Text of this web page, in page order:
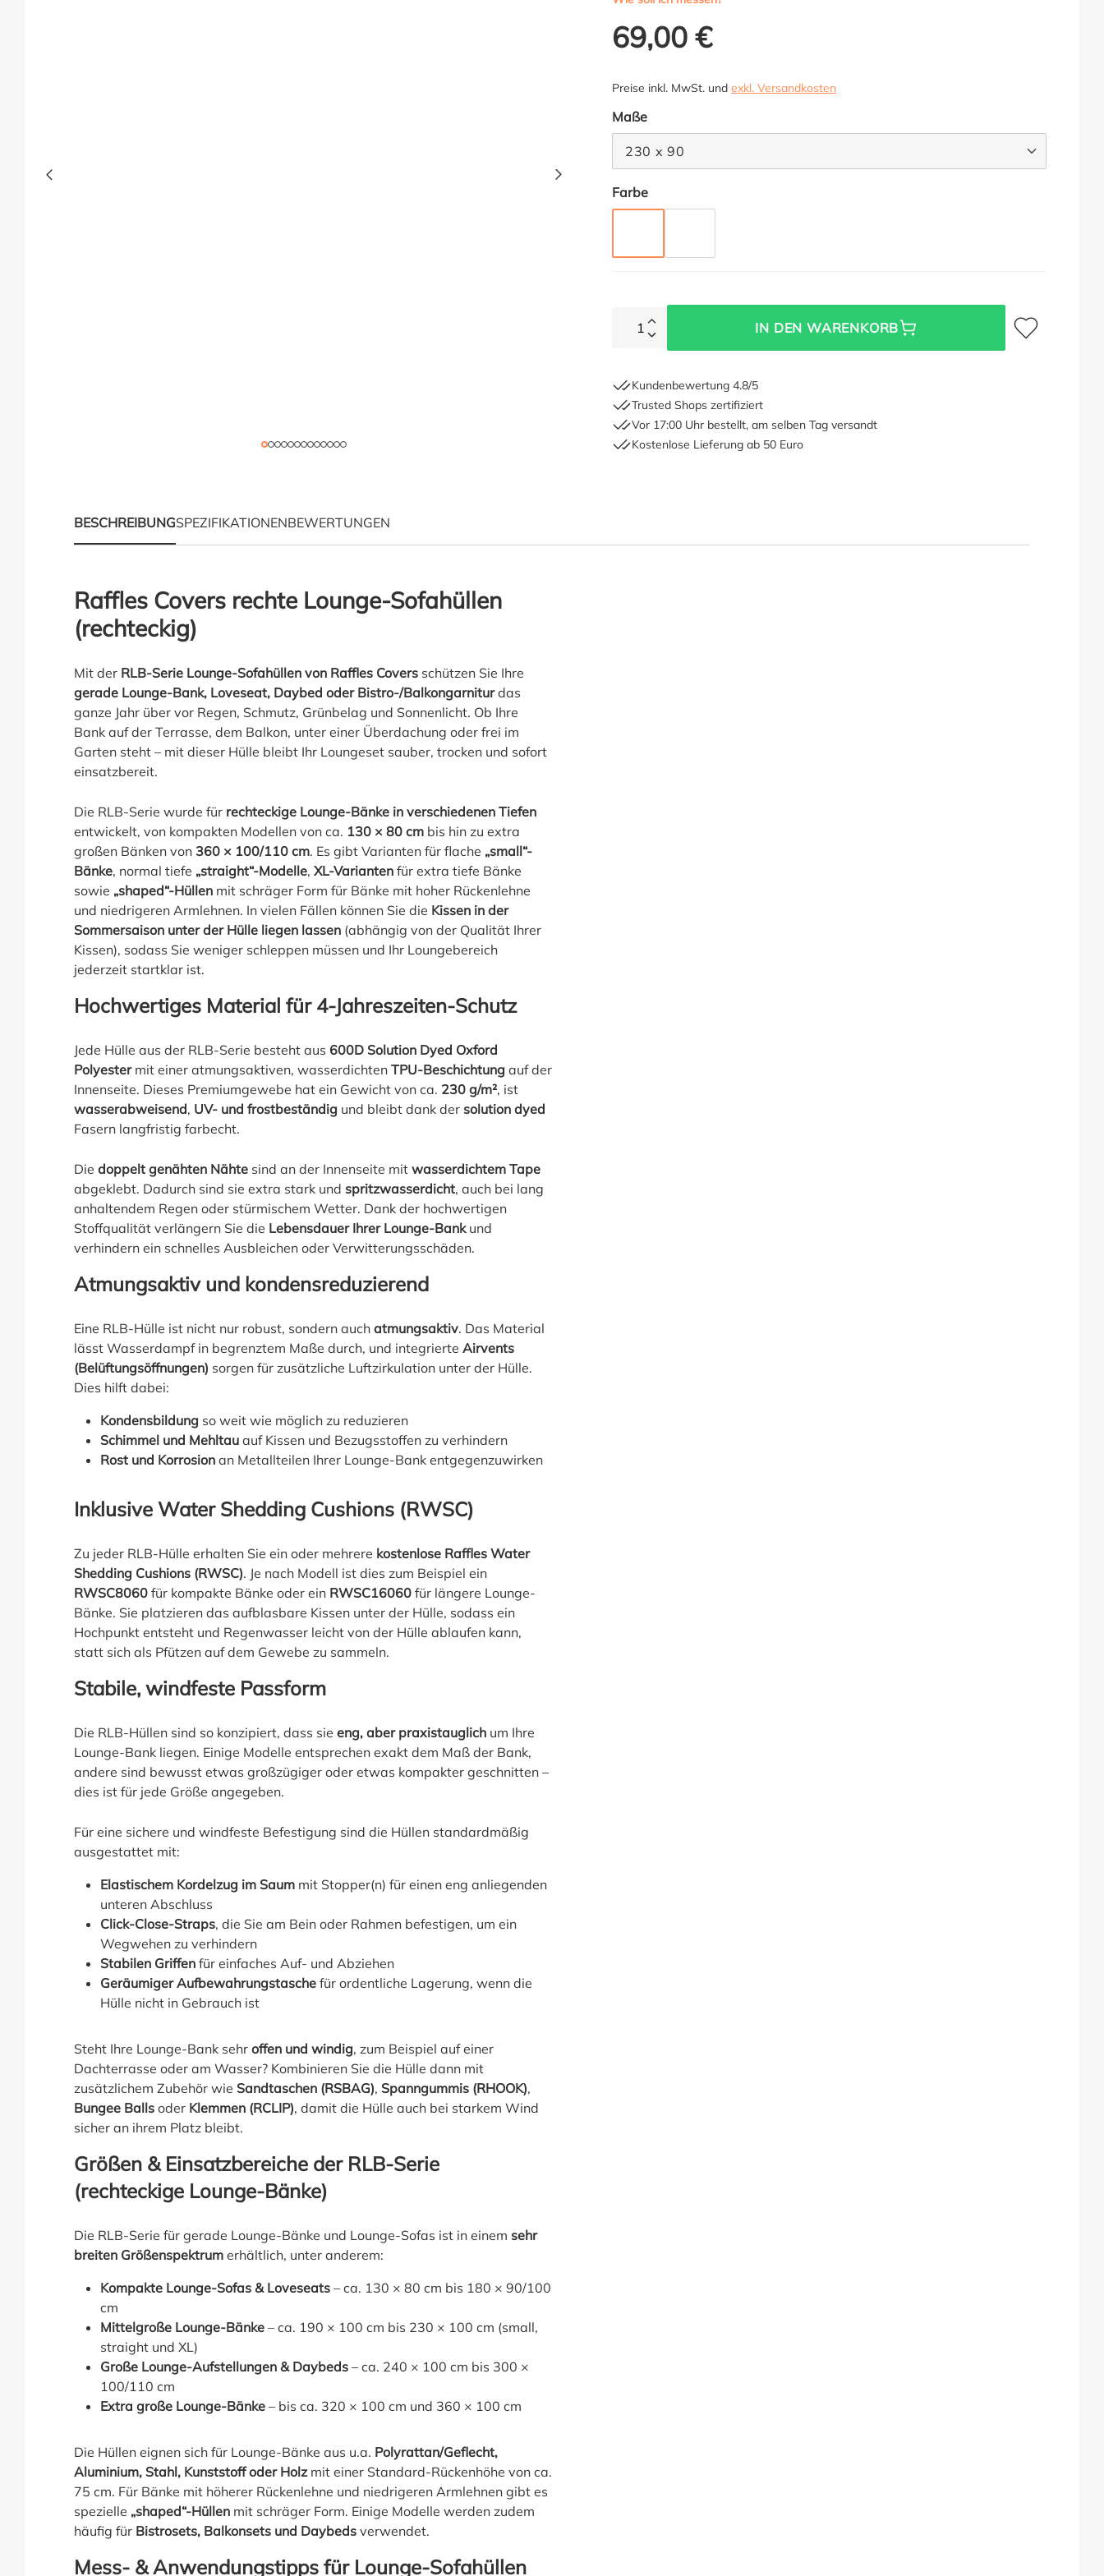
69,00 €
Preise inkl. MwSt. undexkl. Versandkosten
Maßeauswählen
230 x 90
Farbeauswählen
1 IN DEN WARENKORB
Zum Merkzettel
Kundenbewertung 4.8/5
Trusted Shops zertifiziert
Vor 17:00 Uhr bestellt, am selben Tag versandt
Kostenlose Lieferung ab 50 Euro
BESCHREIBUNGSPEZIFIKATIONENBEWERTUNGEN
Produktinformationen "Raffles Covers Schutzhülle für Loungesofa"
Raffles Covers rechte Lounge-Sofahüllen
(rechteckig)
Mit der RLB-Serie Lounge-Sofahüllen von Raffles Covers schützen Sie Ihre
gerade Lounge-Bank, Loveseat, Daybed oder Bistro-/Balkongarniturdas
ganze Jahr über vor Regen, Schmutz, Grünbelag und Sonnenlicht. Ob Ihre
Bank auf der Terrasse, dem Balkon, unter einer Überdachung oder frei im
Garten steht – mit dieser Hülle bleibt Ihr Loungeset sauber, trocken und sofort
einsatzbereit.
Die RLB-Serie wurde für rechteckige Lounge-Bänke in verschiedenen Tiefen
entwickelt, von kompakten Modellen von ca. 130 × 80 cm bis hin zu extra
großen Bänken von 360 × 100/110 cm. Es gibt Varianten für flache „small“-
Bänke, normal tiefe „straight“-Modelle, XL-Varianten für extra tiefe Bänke
sowie „shaped“-Hüllen mit schräger Form für Bänke mit hoher Rückenlehne
und niedrigeren Armlehnen. In vielen Fällen können Sie die Kissen in der
Sommersaison unter der Hülle liegen lassen (abhängig von der Qualität Ihrer
Kissen), sodass Sie weniger schleppen müssen und Ihr Loungebereich
jederzeit startklar ist.
Hochwertiges Material für 4-Jahreszeiten-Schutz
Jede Hülle aus der RLB-Serie besteht aus 600D Solution Dyed Oxford
Polyestermit einer atmungsaktiven, wasserdichten TPU-Beschichtung auf der
Innenseite. Dieses Premiumgewebe hat ein Gewicht von ca. 230 g/m², ist
wasserabweisend, UV- und frostbeständig und bleibt dank der solution dyed
Fasern langfristig farbecht.
Die doppelt genähten Nähte sind an der Innenseite mit wasserdichtem Tape
abgeklebt. Dadurch sind sie extra stark und spritzwasserdicht, auch bei lang
anhaltendem Regen oder stürmischem Wetter. Dank der hochwertigen
Stoffqualität verlängern Sie die Lebensdauer Ihrer Lounge-Bankund
verhindern ein schnelles Ausbleichen oder Verwitterungsschäden.
Atmungsaktiv und kondensreduzierend
Eine RLB-Hülle ist nicht nur robust, sondern auch atmungsaktiv. Das Material
lässt Wasserdampf in begrenztem Maße durch, und integrierte Airvents
(Belüftungsöffnungen) sorgen für zusätzliche Luftzirkulation unter der Hülle.
Dies hilft dabei:
Kondensbildung so weit wie möglich zu reduzieren
Schimmel und Mehltau auf Kissen und Bezugsstoffen zu verhindern
Rost und Korrosion an Metallteilen Ihrer Lounge-Bank entgegenzuwirken
Inklusive Water Shedding Cushions (RWSC)
Zu jeder RLB-Hülle erhalten Sie ein oder mehrere kostenlose Raffles Water
Shedding Cushions (RWSC). Je nach Modell ist dies zum Beispiel ein
RWSC8060 für kompakte Bänke oder ein RWSC16060 für längere Lounge-
Bänke. Sie platzieren das aufblasbare Kissen unter der Hülle, sodass ein
Hochpunkt entsteht und Regenwasser leicht von der Hülle ablaufen kann,
statt sich als Pfützen auf dem Gewebe zu sammeln.
Stabile, windfeste Passform
Die RLB-Hüllen sind so konzipiert, dass sie eng, aber praxistauglich um Ihre
Lounge-Bank liegen. Einige Modelle entsprechen exakt dem Maß der Bank,
andere sind bewusst etwas großzügiger oder etwas kompakter geschnitten –
dies ist für jede Größe angegeben.
Für eine sichere und windfeste Befestigung sind die Hüllen standardmäßig
ausgestattet mit:
Elastischem Kordelzug im Saum mit Stopper(n) für einen eng anliegenden
unteren Abschluss
Click-Close-Straps, die Sie am Bein oder Rahmen befestigen, um ein
Wegwehen zu verhindern
Stabilen Griffen für einfaches Auf- und Abziehen
Geräumiger Aufbewahrungstasche für ordentliche Lagerung, wenn die
Hülle nicht in Gebrauch ist
Steht Ihre Lounge-Bank sehr offen und windig, zum Beispiel auf einer
Dachterrasse oder am Wasser? Kombinieren Sie die Hülle dann mit
zusätzlichem Zubehör wie Sandtaschen (RSBAG), Spann­gummis (RHOOK),
Bungee Balls oder Klemmen (RCLIP), damit die Hülle auch bei starkem Wind
sicher an ihrem Platz bleibt.
Größen & Einsatzbereiche der RLB-Serie
(rechteckige Lounge-Bänke)
Die RLB-Serie für gerade Lounge-Bänke und Lounge-Sofas ist in einem sehr
breiten Größenspektrum erhältlich, unter anderem:
Kompakte Lounge-Sofas & Loveseats – ca. 130 × 80 cm bis 180 × 90/100
cm
Mittelgroße Lounge-Bänke – ca. 190 × 100 cm bis 230 × 100 cm (small,
straight und XL)
Große Lounge-Aufstellungen & Daybeds – ca. 240 × 100 cm bis 300 ×
100/110 cm
Extra große Lounge-Bänke – bis ca. 320 × 100 cm und 360 × 100 cm
Die Hüllen eignen sich für Lounge-Bänke aus u.a. Polyrattan/Geflecht,
Aluminium, Stahl, Kunststoff oder Holzmit einer Standard-Rückenhöhe von ca.
75 cm. Für Bänke mit höherer Rückenlehne und niedrigeren Armlehnen gibt es
spezielle „shaped“-Hüllen mit schräger Form. Einige Modelle werden zudem
häufig für Bistrosets, Balkonsets und Daybeds verwendet.
Mess- & Anwendungstipps für Lounge-Sofahüllen